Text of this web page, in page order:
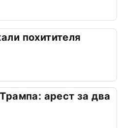
похитителя
арест за два